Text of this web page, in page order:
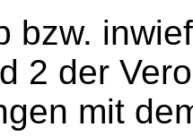
bzw.
2 der
mit